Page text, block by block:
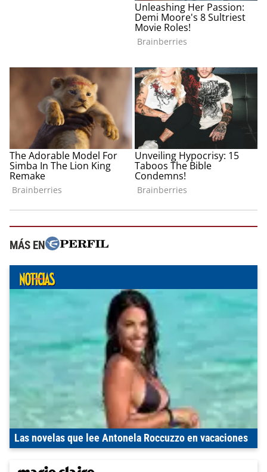
MÁS EN
Las novelas que lee Antonela Roccuzzo en vacaciones